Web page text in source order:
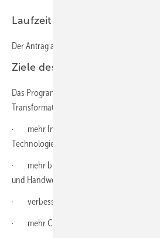
Laufzeit der Förderung
Der Antrag auf Förderung ist bis
Ziele des Programms
Das Programm unterstützt KMU und
Transformation. Ziele sind:
· mehr Investitionen mittelständischer
Technologien sowie Qualifizierung und
· mehr branchenübergreifende
und Handwerk
· verbesserte digitale Geschäftsprozesse
· mehr Chancen durch digitale